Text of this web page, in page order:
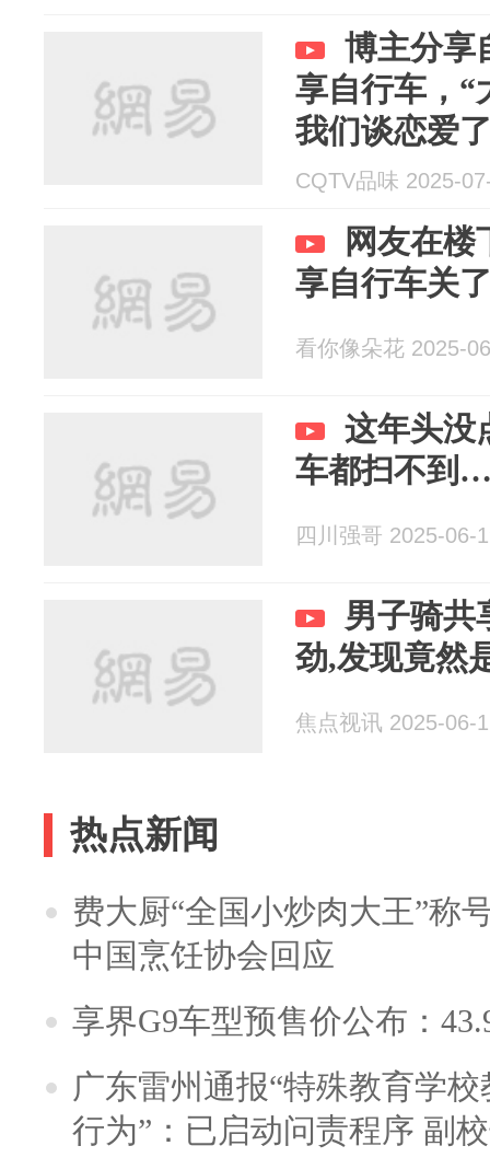
博主分享
享自行车，“
我们谈恋爱
是真的好喜
CQTV品味 2025-
网友在楼
享自行车关
看你像朵花 2025-
这年头没
车都扫不
四川强哥 2025-06-
男子骑共
劲,发现竟然
焦点视讯 2025-06-
热点新闻
费大厨“全国小炒肉大王”称
中国烹饪协会回应
享界G9车型预售价公布：
广东雷州通报“特殊教育学
行为”：已启动问责程序 副